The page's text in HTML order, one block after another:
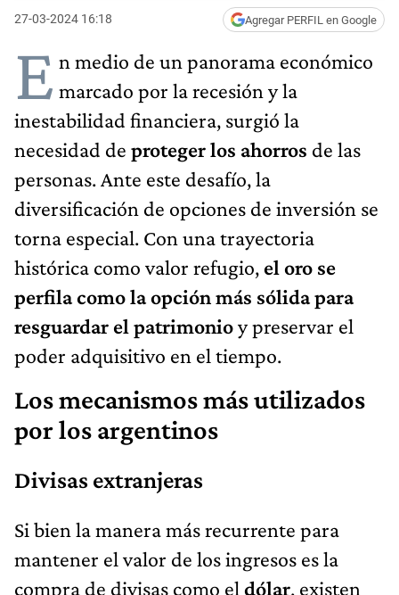
27-03-2024 16:18 Agregar PERFIL en Google
E n medio de un panorama económico
marcado por la recesión y la
inestabilidad financiera, surgió la
necesidad de proteger los ahorros de las
personas. Ante este desafío, la
diversificación de opciones de inversión se
torna especial. Con una trayectoria
histórica como valor refugio, el oro se
perfila como la opción más sólida para
resguardar el patrimonioy preservar el
poder adquisitivo en el tiempo.
Los mecanismos más utilizados
por los argentinos
Divisas extranjeras
Si bien la manera más recurrente para
mantener el valor de los ingresos es la
compra de divisas como el dólar, existen